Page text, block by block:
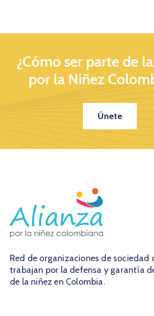
¿Cómo ser parte de
por la Niñez
Únete
Red de organizaciones de sociedad
trabajan por la defensa y garantía
de la niñez en Colombia.